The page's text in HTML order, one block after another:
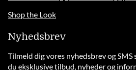
Shop the Look
Nyhedsbrev
Tilmeld dig vores nyhedsbrev og SMS
du eksklusive tilbud, nyheder og